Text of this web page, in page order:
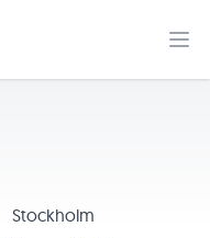
Stockholm